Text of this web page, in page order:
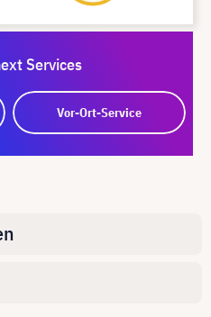
Services
Vor-Ort-Service